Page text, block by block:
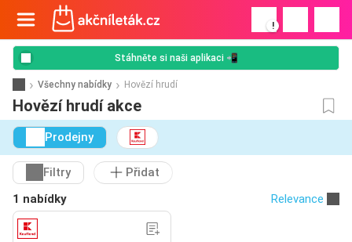
!
Stáhněte si naši aplikaci 📲
Všechny nabídky Hovězí hrudí
Hovězí hrudí akce
Prodejny
Filtry
Přidat
1 nabídky
Relevance